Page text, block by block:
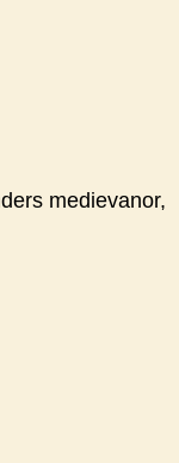
medievanor,